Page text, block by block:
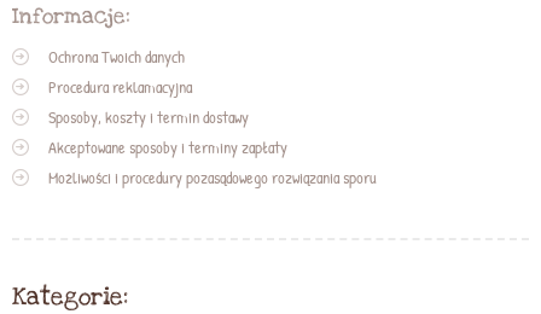
Informacje:
Ochrona Twoich danych
Procedura reklamacyjna
Sposoby, koszty i termin dostawy
Akceptowane sposoby i terminy zapłaty
Możliwości i procedury pozasądowego rozwiązania sporu
Kategorie: